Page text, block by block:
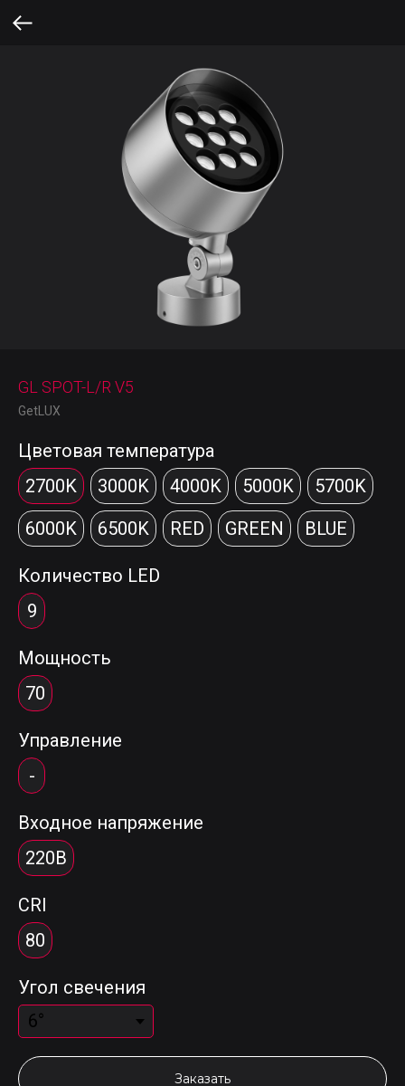
GL SPOT-L/R V5
GetLUX
Цветовая температура
2700K
3000K 4000K 5000K
5700K
6000K
6500K RED GREEN BLUE
Количество LED
9
Мощность
70
Управление
-
Входное напряжение
220В
CRI
80
Угол свечения
Заказать